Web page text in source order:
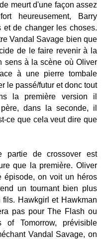
meurt d'une façon assez
heureusement, Barry
et de changer les choses.
Vandal Savage bien que
de le faire revenir à la
sens à la scène où Oliver
à une pierre tombale
le passé/futur et donc tout
la première version il
dans la seconde, il
ce que cela veut dire que
partie de crossover est
que la première. Oliver
épisode, on voit un héros
un tournant bien plus
Hawkgirl et Hawkman
pas pour The Flash ou
Tomorrow, prévisible
Vandal Savage, on